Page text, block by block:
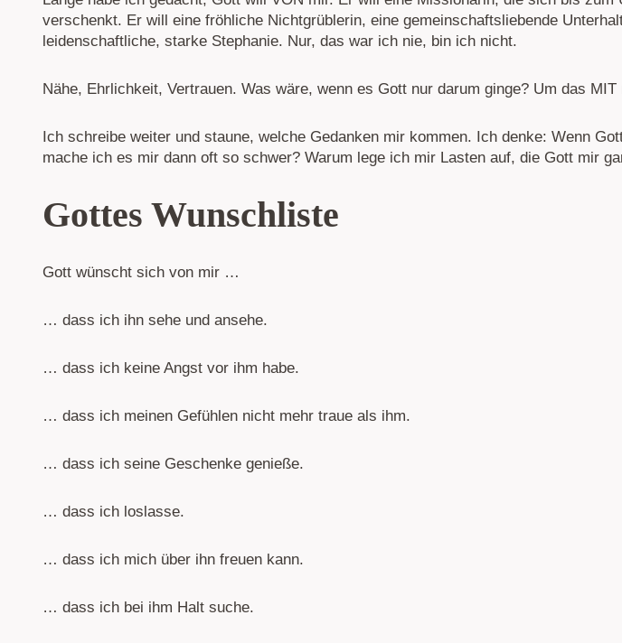
verschenkt. Er will eine fröhliche Nichtgrüblerin, eine gemeinschaftsliebende
leidenschaftliche, starke Stephanie. Nur, das war ich nie, bin ich nicht.
Nähe, Ehrlichkeit, Vertrauen. Was wäre, wenn es Gott nur darum ginge? Um das MIT
Ich schreibe weiter und staune, welche Gedanken mir kommen. Ich denke: Wenn
mache ich es mir dann oft so schwer? Warum lege ich mir Lasten auf, die Gott mir
Gottes Wunschliste
Gott wünscht sich von mir …
… dass ich ihn sehe und ansehe.
… dass ich keine Angst vor ihm habe.
… dass ich meinen Gefühlen nicht mehr traue als ihm.
… dass ich seine Geschenke genieße.
… dass ich loslasse.
… dass ich mich über ihn freuen kann.
… dass ich bei ihm Halt suche.